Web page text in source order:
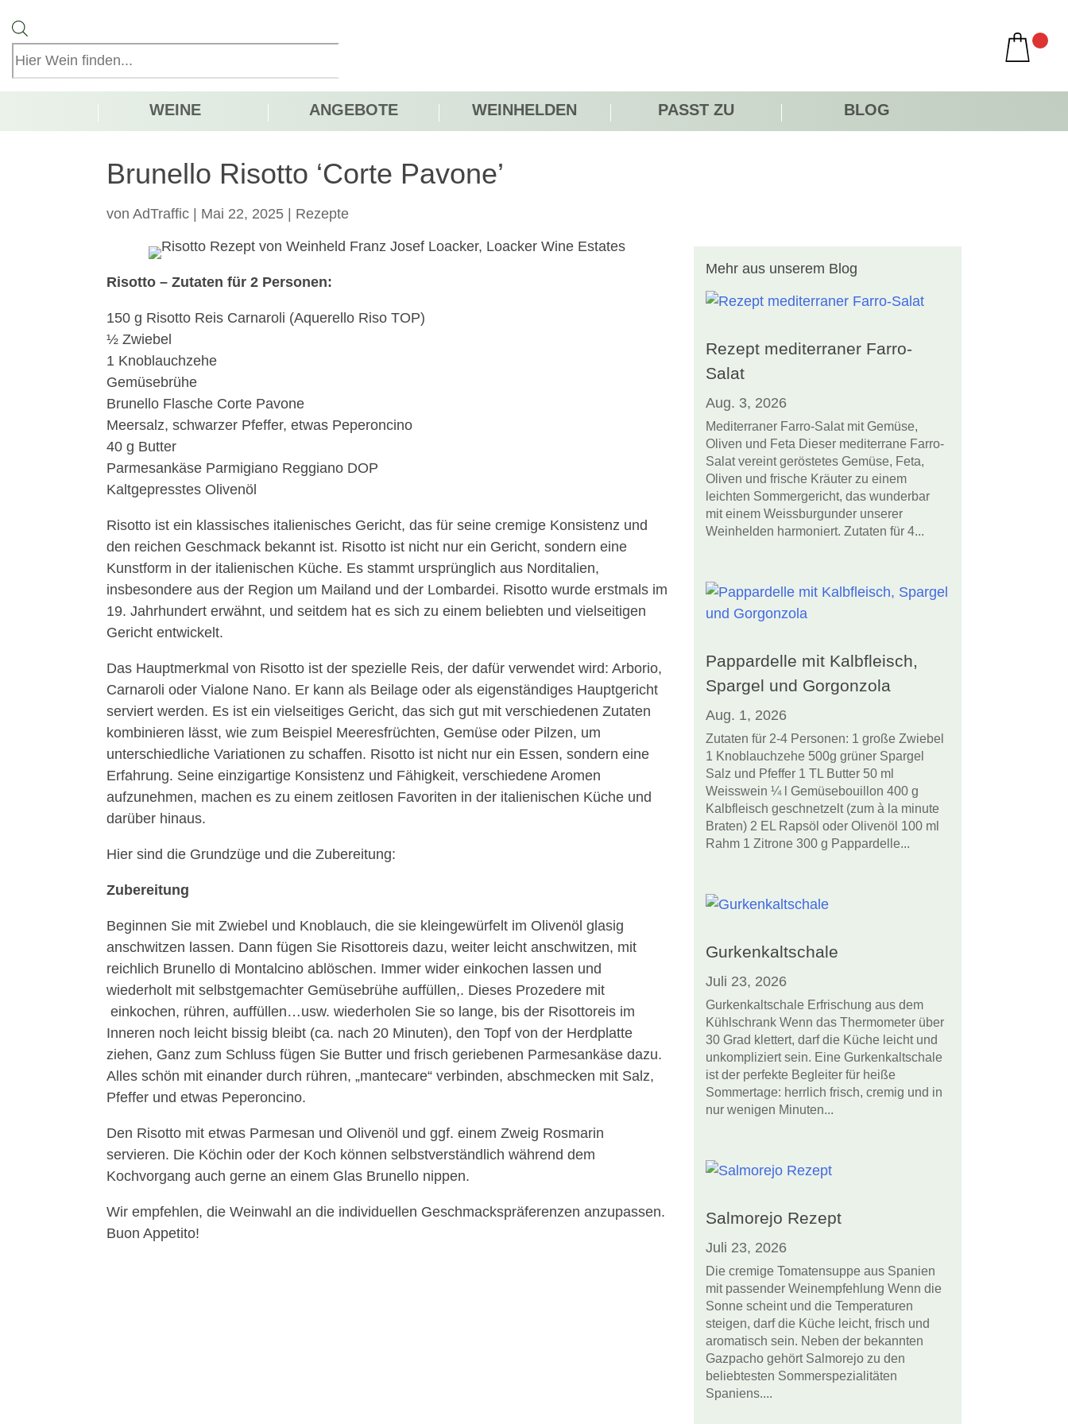
search
WEINE ANGEBOTE WEINHELDEN PASST ZU BLOG
Brunello Risotto ‘Corte Pavone’
vonAdTraffic | Mai 22, 2025 | Rezepte
Risotto – Zutaten für 2 Personen:
150 g Risotto Reis Carnaroli (Aquerello Riso TOP)
½ Zwiebel
1 Knoblauchzehe
Gemüsebrühe
Brunello Flasche Corte Pavone
Meersalz, schwarzer Pfeffer, etwas Peperoncino
40 g Butter
Parmesankäse Parmigiano Reggiano DOP
Kaltgepresstes Olivenöl
Risotto ist ein klassisches italienisches Gericht, das für seine cremige Konsistenz und
den reichen Geschmack bekannt ist. Risotto ist nicht nur ein Gericht, sondern eine
Kunstform in der italienischen Küche. Es stammt ursprünglich aus Norditalien,
insbesondere aus der Region um Mailand und der Lombardei. Risotto wurde erstmals im
19. Jahrhundert erwähnt, und seitdem hat es sich zu einem beliebten und vielseitigen
Gericht entwickelt.
Das Hauptmerkmal von Risotto ist der spezielle Reis, der dafür verwendet wird: Arborio,
Carnaroli oder Vialone Nano. Er kann als Beilage oder als eigenständiges Hauptgericht
serviert werden. Es ist ein vielseitiges Gericht, das sich gut mit verschiedenen Zutaten
kombinieren lässt, wie zum Beispiel Meeresfrüchten, Gemüse oder Pilzen, um
unterschiedliche Variationen zu schaffen. Risotto ist nicht nur ein Essen, sondern eine
Erfahrung. Seine einzigartige Konsistenz und Fähigkeit, verschiedene Aromen
aufzunehmen, machen es zu einem zeitlosen Favoriten in der italienischen Küche und
darüber hinaus.
Hier sind die Grundzüge und die Zubereitung:
Zubereitung
Beginnen Sie mit Zwiebel und Knoblauch, die sie kleingewürfelt im Olivenöl glasig
anschwitzen lassen. Dann fügen Sie Risottoreis dazu, weiter leicht anschwitzen, mit
reichlich Brunello di Montalcino ablöschen. Immer wider einkochen lassen und
wiederholt mit selbstgemachter Gemüsebrühe auffüllen,. Dieses Prozedere mit
einkochen, rühren, auffüllen…usw. wiederholen Sie so lange, bis der Risottoreis im
Inneren noch leicht bissig bleibt (ca. nach 20 Minuten), den Topf von der Herdplatte
ziehen, Ganz zum Schluss fügen Sie Butter und frisch geriebenen Parmesankäse dazu.
Alles schön mit einander durch rühren, „mantecare“ verbinden, abschmecken mit Salz,
Pfeffer und etwas Peperoncino.
Den Risotto mit etwas Parmesan und Olivenöl und ggf. einem Zweig Rosmarin
servieren. Die Köchin oder der Koch können selbstverständlich während dem
Kochvorgang auch gerne an einem Glas Brunello nippen.
Wir empfehlen, die Weinwahl an die individuellen Geschmackspräferenzen anzupassen.
Buon Appetito!
Mehr aus unserem Blog
Rezept mediterraner Farro-
Salat
Aug. 3, 2026
Mediterraner Farro-Salat mit Gemüse,
Oliven und Feta Dieser mediterrane Farro-
Salat vereint geröstetes Gemüse, Feta,
Oliven und frische Kräuter zu einem
leichten Sommergericht, das wunderbar
mit einem Weissburgunder unserer
Weinhelden harmoniert. Zutaten für 4...
Pappardelle mit Kalbfleisch,
Spargel und Gorgonzola
Aug. 1, 2026
Zutaten für 2-4 Personen: 1 große Zwiebel
1 Knoblauchzehe 500g grüner Spargel
Salz und Pfeffer 1 TL Butter 50 ml
Weisswein ¼ l Gemüsebouillon 400 g
Kalbfleisch geschnetzelt (zum à la minute
Braten) 2 EL Rapsöl oder Olivenöl 100 ml
Rahm 1 Zitrone 300 g Pappardelle...
Gurkenkaltschale
Juli 23, 2026
Gurkenkaltschale Erfrischung aus dem
Kühlschrank Wenn das Thermometer über
30 Grad klettert, darf die Küche leicht und
unkompliziert sein. Eine Gurkenkaltschale
ist der perfekte Begleiter für heiße
Sommertage: herrlich frisch, cremig und in
nur wenigen Minuten...
Salmorejo Rezept
Juli 23, 2026
Die cremige Tomatensuppe aus Spanien
mit passender Weinempfehlung Wenn die
Sonne scheint und die Temperaturen
steigen, darf die Küche leicht, frisch und
aromatisch sein. Neben der bekannten
Gazpacho gehört Salmorejo zu den
beliebtesten Sommerspezialitäten
Spaniens....